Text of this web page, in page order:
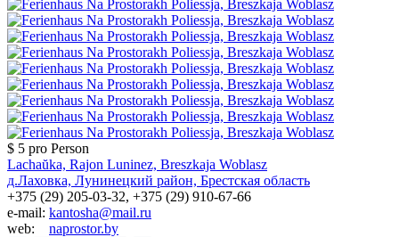
$ 5 pro Person
Lachaŭka, Rajon Luninez, Breszkaja Woblasz
д.Лаховка, Лунинецкий район, Брестская область
+375 (29) 205-03-32, +375 (29) 910-67-66
e-mail: kantosha@mail.ru
web: naprostor.by